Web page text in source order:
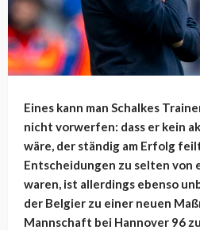
Eines kann man Schalkes
nicht vorwerfen: dass er kein
wäre, der ständig am Erfolg
Entscheidungen zu selten von
waren, ist allerdings ebenso
der Belgier zu einer neuen
Mannschaft bei Hannover 96